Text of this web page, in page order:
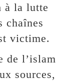
à la lutte
chaînes
victime.
de l’islam
sources,